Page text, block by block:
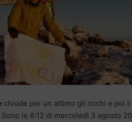
chiude per un attimo gli occhi e poi
le 6:12 di mercoledì 3 agosto